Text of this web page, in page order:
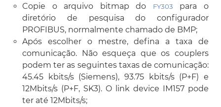
Copie o arquivo bitmap do
FY303
para o
diretório de pesquisa do configurador
PROFIBUS, normalmente chamado de BMP;
Após escolher o mestre, defina a taxa de
comunicação. Não esqueça que os couplers
podem ter as seguintes taxas de comunicação:
45.45 kbits/s (Siemens), 93.75 kbits/s (P+F) e
12Mbits/s (P+F, SK3). O link device IM157 pode
ter até 12Mbits/s;